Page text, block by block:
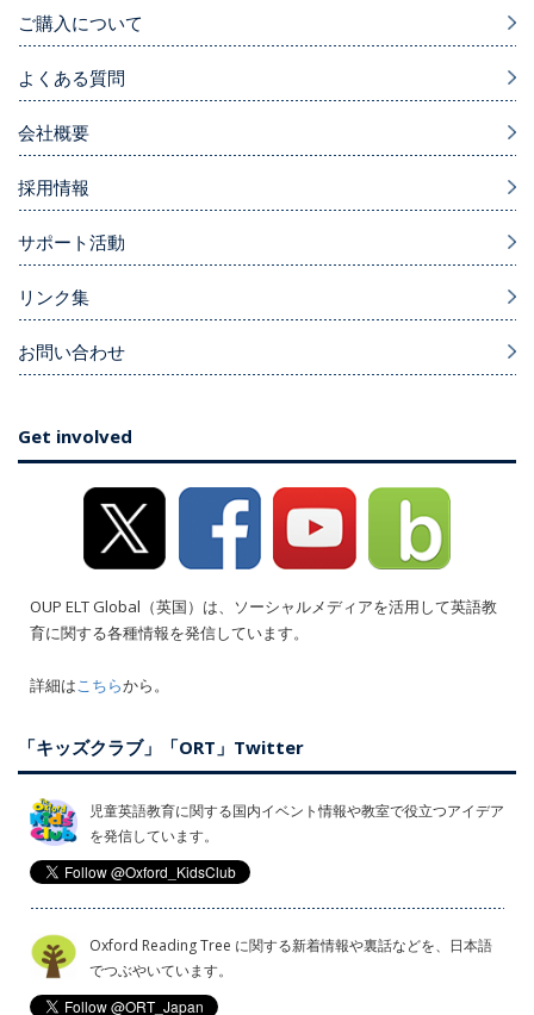
ご購入について
よくある質問
会社概要
採用情報
サポート活動
リンク集
お問い合わせ
Get involved
OUP ELT Global（英国）は、ソーシャルメディアを活用して英語教
育に関する各種情報を発信しています。
詳細はこちらから。
「キッズクラブ」「ORT」Twitter
児童英語教育に関する国内イベント情報や教室で役立つアイデア
を発信しています。
Oxford Reading Tree に関する新着情報や裏話などを、日本語
でつぶやいています。